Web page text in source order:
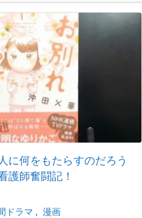
に何をもたらすのだろう
師奮闘記！
ドラマ , 漫画